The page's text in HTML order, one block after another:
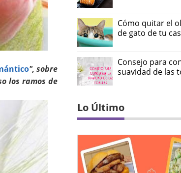
", sobre
los ramos de
Cómo quitar el
de gato de tu
Consejo para
suavidad de las
Lo Último